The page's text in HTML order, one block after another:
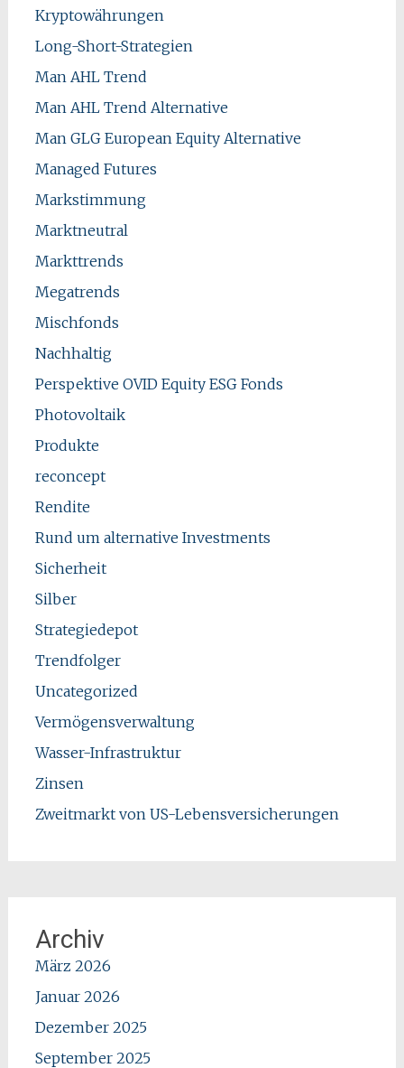
Kryptowährungen
Long-Short-Strategien
Man AHL Trend
Man AHL Trend Alternative
Man GLG European Equity Alternative
Managed Futures
Markstimmung
Marktneutral
Markttrends
Megatrends
Mischfonds
Nachhaltig
Perspektive OVID Equity ESG Fonds
Photovoltaik
Produkte
reconcept
Rendite
Rund um alternative Investments
Sicherheit
Silber
Strategiedepot
Trendfolger
Uncategorized
Vermögensverwaltung
Wasser-Infrastruktur
Zinsen
Zweitmarkt von US-Lebensversicherungen
Archiv
März 2026
Januar 2026
Dezember 2025
September 2025